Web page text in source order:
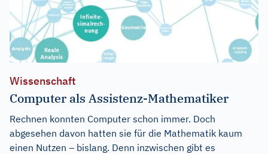
Wissenschaft
Computer als Assistenz-Mathematiker
Rechnen konnten Computer schon immer. Doch
abgesehen davon hatten sie für die Mathematik kaum
einen Nutzen – bislang. Denn inzwischen gibt es